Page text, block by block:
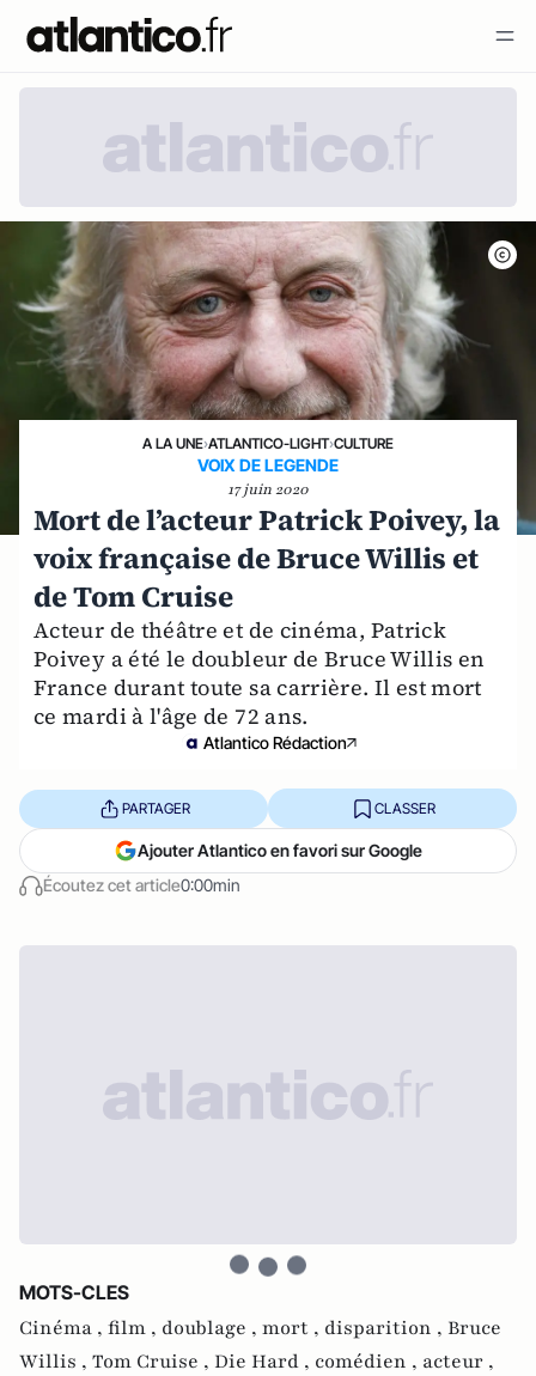
A LA UNE›ATLANTICO-LIGHT›CULTURE
VOIX DE LEGENDE
17 juin 2020
Mort de l’acteur Patrick Poivey, la
voix française de Bruce Willis et
de Tom Cruise
Acteur de théâtre et de cinéma, Patrick
Poivey a été le doubleur de Bruce Willis en
France durant toute sa carrière. Il est mort
ce mardi à l'âge de 72 ans.
Atlantico Rédaction
Écoutez cet article0:00min
PARTAGER CLASSER
Ajouter Atlantico en favori sur Google
MOTS-CLES
Cinéma , film , doublage , mort , disparition , Bruce
Willis , Tom Cruise , Die Hard , comédien , acteur ,